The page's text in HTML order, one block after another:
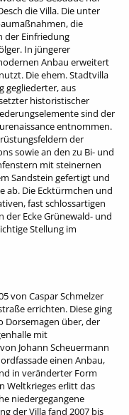
die Villa. Die unter
die
der Einfriedung
In jüngerer
Anbau erweitert
Die ehem. Stadtvilla
gegliederter, aus
historistischer
sind der
entnommen.
der
sowie an den zu Bi- und
mit steinernen
Sandstein gefertigt und
ab. Die Ecktürmchen und
fast schlossartigen
der Ecke Grünewald- und
Stellung im
von Caspar Schmelzer
errichten. Diese ging
Dorsemagen über, der
mit
Johann Scheuermann
einen Anbau,
in veränderter Form
Weltkrieges erlitt das
niedergegangene
der Villa fand 2007 bis